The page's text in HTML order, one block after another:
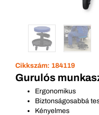
Cikkszám: 184119
Gurulós
Ergonomikus
Biztonságosabbá
Kényelmes